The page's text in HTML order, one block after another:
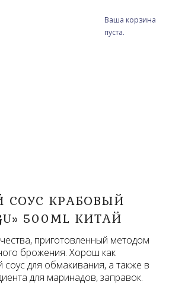
Ваша корзина
пуста.
СОУС КРАБОВЫЙ
500ML КИТАЙ
приготовленный методом
брожения. Хорош как
соус для обмакивания, а также в
для маринадов, заправок.